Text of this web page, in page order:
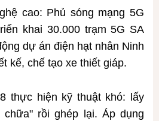
cao: Phủ sóng mạng 5G
khai 30.000 trạm 5G SA
dự án điện hạt nhân Ninh
kế, chế tạo xe thiết giáp.
thực hiện kỹ thuật khó: lấy
rồi ghép lại. Áp dụng